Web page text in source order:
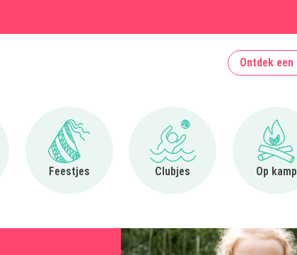
Ontdek
Uit eten
Feestjes
Ga naar Feestjes
Clubjes
Ga naar Clubjes
Op kamp
Ga